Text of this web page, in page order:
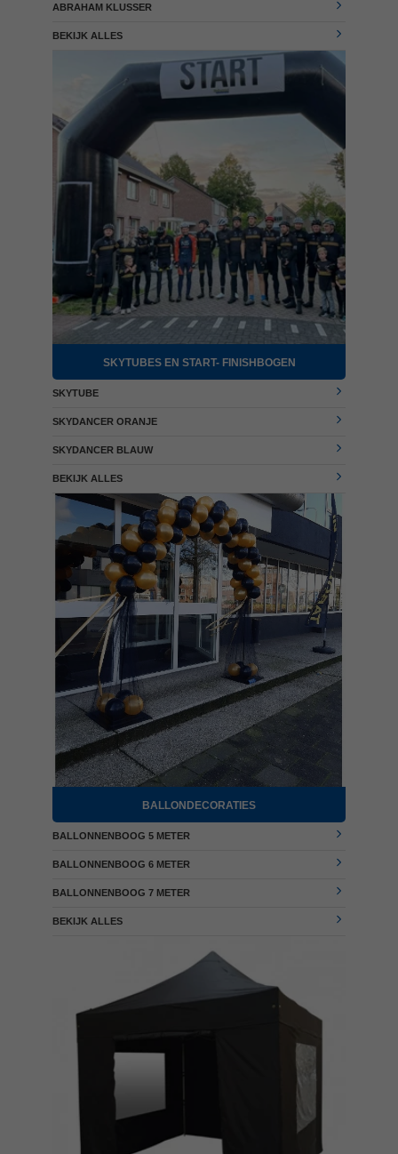
ABRAHAM KLUSSER
BEKIJK ALLES
SKYTUBES EN START- FINISHBOGEN
SKYTUBE
SKYDANCER ORANJE
SKYDANCER BLAUW
BEKIJK ALLES
BALLONDECORATIES
BALLONNENBOOG 5 METER
BALLONNENBOOG 6 METER
BALLONNENBOOG 7 METER
BEKIJK ALLES